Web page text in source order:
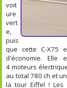
voit
ure
vert
e,
puis
que cette C-X75
d'économie. Elle
4 moteurs
au total 780 ch et
la tour Eiffel ! Les